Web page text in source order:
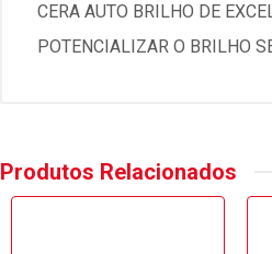
CERA AUTO BRILHO DE
POTENCIALIZAR O BRILHO
Produtos Relacionados